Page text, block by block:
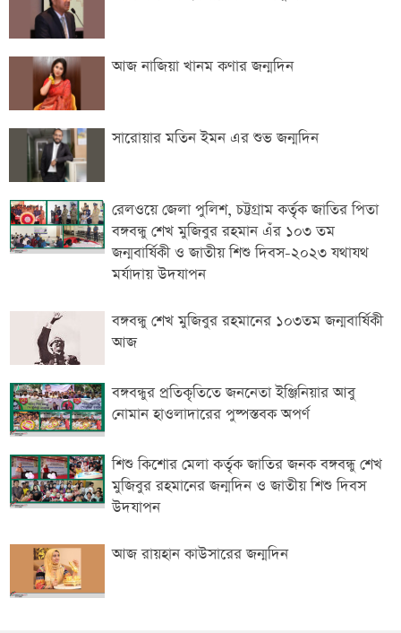
আজ নাজিয়া খানম কণার জন্মদিন
সারোয়ার মতিন ইমন এর শুভ জন্মদিন
রেলওয়ে জেলা পুলিশ, চট্টগ্রাম কর্তৃক জাতির পিতা
বঙ্গবন্ধু শেখ মুজিবুর রহমান এঁর ১০৩ তম
জন্মবার্ষিকী ও জাতীয় শিশু দিবস-২০২৩ যথাযথ
মর্যাদায় উদযাপন
বঙ্গবন্ধু শেখ মুজিবুর রহমানের ১০৩তম জন্মবার্ষিকী
আজ
বঙ্গবন্ধুর প্রতিকৃতিতে জননেতা ইঞ্জিনিয়ার আবু
নোমান হাওলাদারের পুষ্পস্তবক অপর্ণ
শিশু কিশোর মেলা কর্তৃক জাতির জনক বঙ্গবন্ধু শেখ
মুজিবুর রহমানের জন্মদিন ও জাতীয় শিশু দিবস
উদযাপন
আজ রায়হান কাউসারের জন্মদিন